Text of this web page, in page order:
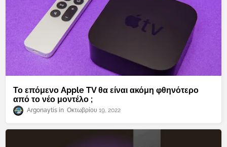
Το επόμενο Apple TV θα είναι ακόμη φθηνότερο
από το νέο μοντέλο ;
Argonaytis Οκτωβρίου 19, 2022